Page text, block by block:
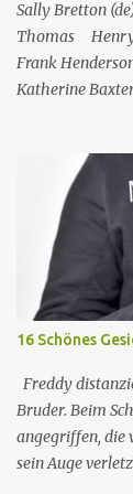
Sally Bretton
Thomas Henry
Frank
Katherine
Büro war
Feuerlöscher
dass Tom auch
was aber nicht
Henderson
Leiche, es sieht
Zwillinge, was
Henderson ihn
16 Schönes
Freddy
Bruder. Beim
angegriffen, die
sein Auge